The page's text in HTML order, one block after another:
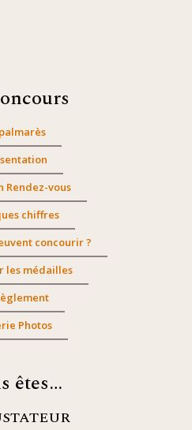
Rendez-vous
chiffres
concourir ?
les médailles
Photos
êtes…